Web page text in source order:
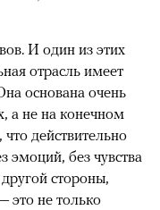
И один из этих
отрасль имеет
основана очень
а не на конечном
действительно
эмоций, без чувства
стороны,
это не только